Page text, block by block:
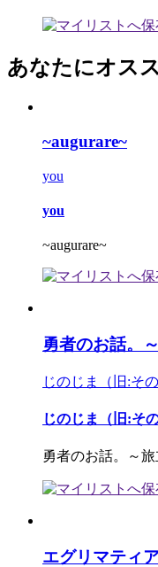
あなたにオス
~augurare~
you
you
~augurare~
勇者のお話。
じのじま（旧:そ
じのじま（旧:そ
勇者のお話。～
エグリマティ